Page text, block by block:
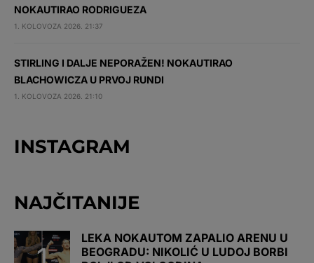
NOKAUTIRAO RODRIGUEZA
1. KOLOVOZA 2026. 21:37
STIRLING I DALJE NEPORAŽEN! NOKAUTIRAO
BLACHOWICZA U PRVOJ RUNDI
1. KOLOVOZA 2026. 21:10
INSTAGRAM
NAJČITANIJE
LEKA NOKAUTOM ZAPALIO ARENU U
BEOGRADU: NIKOLIĆ U LUDOJ BORBI